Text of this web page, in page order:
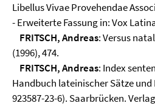
Libellus Vivae Provehendae
- Erweiterte Fassung in: Vox
FRITSCH, Andreas: Versus
(1996), 474.
FRITSCH, Andreas: Index
Handbuch lateinischer Sätze und
923587-23-6). Saarbrücken.